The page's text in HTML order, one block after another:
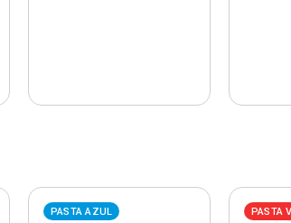
PASTA AZUL PASTA